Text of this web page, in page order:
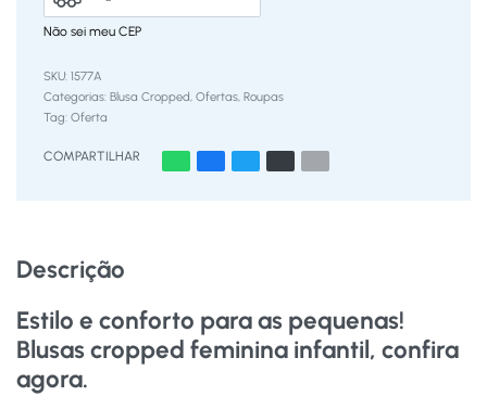
Não sei meu CEP
1577A
Categorias: Blusa Cropped, Ofertas, Roupas
Tag: Oferta
COMPARTILHAR
Descrição
Estilo e conforto para as pequenas!
Blusas cropped feminina infantil, confira
agora.